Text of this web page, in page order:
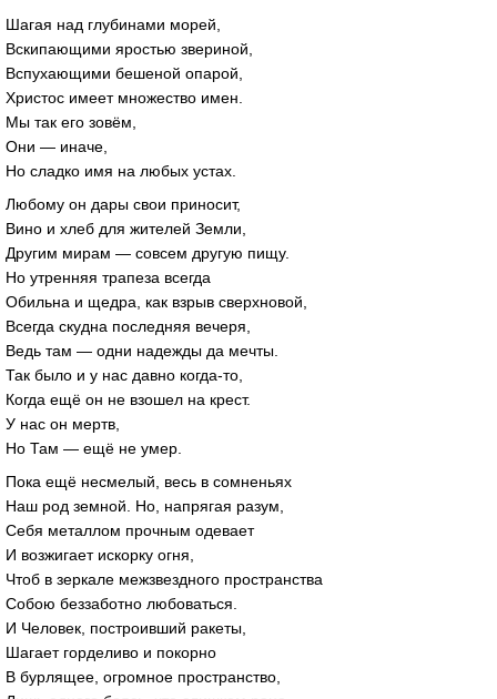
Шагая над глубинами морей,
Вскипающими яростью звериной,
Вспухающими бешеной опарой,
Христос имеет множество имен.
Мы так его зовём,
Они — иначе,
Но сладко имя на любых устах.
Любому он дары свои приносит,
Вино и хлеб для жителей Земли,
Другим мирам — совсем другую пищу.
Но утренняя трапеза всегда
Обильна и щедра, как взрыв сверхновой,
Всегда скудна последняя вечеря,
Ведь там — одни надежды да мечты.
Так было и у нас давно когда-то,
Когда ещё он не взошел на крест.
У нас он мертв,
Но Там — ещё не умер.
Пока ещё несмелый, весь в сомненьях
Наш род земной. Но, напрягая разум,
Себя металлом прочным одевает
И возжигает искорку огня,
Чтоб в зеркале межзвездного пространства
Собою беззаботно любоваться.
И Человек, построивший ракеты,
Шагает горделиво и покорно
В бурлящее, огромное пространство,